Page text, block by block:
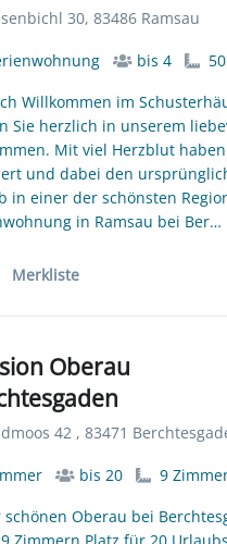
30, 83486 Ramsau
bis 4
Willkommen im
Sie herzlich in unserem
Mit viel Herzblut
und dabei den
in einer der schönsten
in Ramsau bei Ber…
Merkliste
Oberau
42 , 83471
bis 20
9
schönen Oberau bei
Zimmern Platz für 20